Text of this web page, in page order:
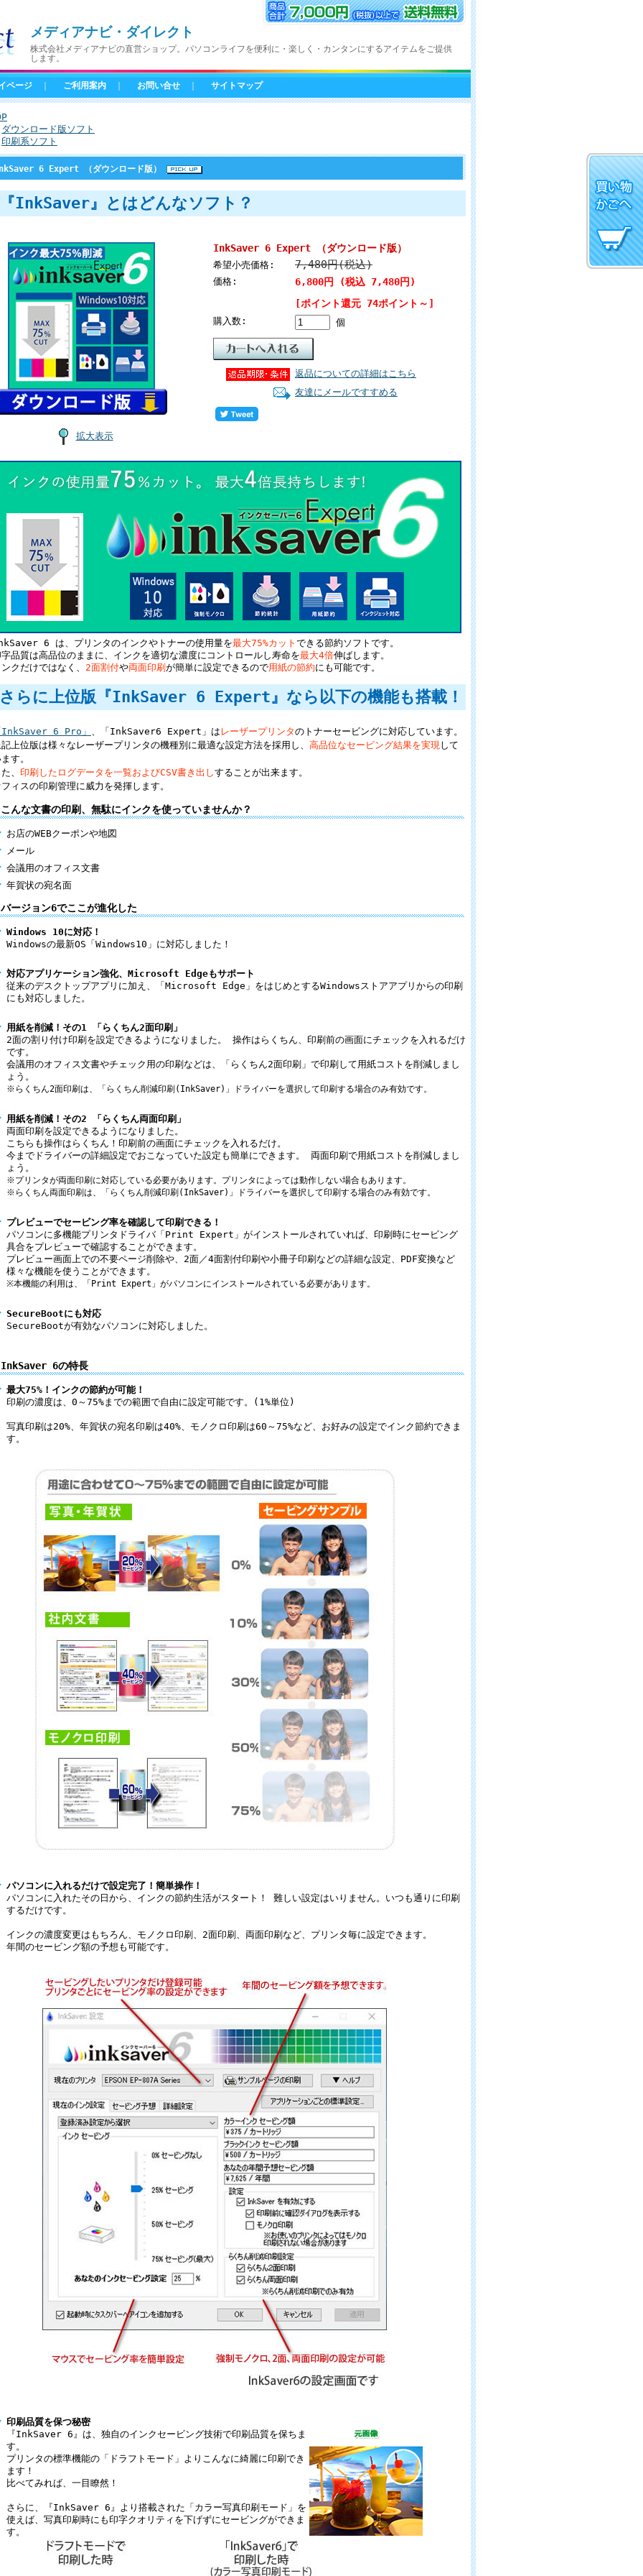
メディアナビ・ダイレクト
株式会社メディアナビの直営ショップ。パソコンライフを便利に・楽しく・カンタンにするアイテムをご提供
します。
ページ ご利用案内 お問い合せ サイトマップ
ダウンロード版ソフト
印刷系ソフト
6 Expert （ダウンロード版）
『InkSaver』とはどんなソフト？
拡大表示
InkSaver 6 Expert （ダウンロード版）
希望小売価格: 7,480円(税込)
価格:
6,800円 (税込 7,480円)
[ポイント還元 74ポイント～]
購入数: 個
返品についての詳細はこちら
友達にメールですすめる
6 は、プリンタのインクやトナーの使用量を最大75%カット できる節約ソフトです。
品質は高品位のままに、インクを適切な濃度にコントロールし寿命を最大4倍伸ばします。
クだけではなく、 2面割付や両面印刷 が簡単に設定できるので用紙の節約にも可能です。
さらに上位版『InkSaver 6 Expert』なら以下の機能も搭載！
InkSaver 6 Pro」 、「InkSaver6 Expert」は レーザープリンタのトナーセービングに対応しています。
上位版は様々なレーザープリンタの機種別に最適な設定方法を採用し、 高品位なセービング結果を実現して
す。
、 印刷したログデータを一覧およびCSV書き出しすることが出来ます。
ィスの印刷管理に威力を発揮します。
こんな文書の印刷、無駄にインクを使っていませんか？
お店のWEBクーポンや地図
メール
会議用のオフィス文書
年賀状の宛名面
バージョン6でここが進化した
Windows 10に対応！
Windowsの最新OS「Windows10」に対応しました！
対応アプリケーション強化、Microsoft Edgeもサポート
従来のデスクトップアプリに加え、「Microsoft Edge」をはじめとするWindowsストアアプリからの印刷
にも対応しました。
用紙を削減！その1 「らくちん2面印刷」
2面の割り付け印刷を設定できるようになりました。 操作はらくちん、印刷前の画面にチェックを入れるだけ
です。
会議用のオフィス文書やチェック用の印刷などは、「らくちん2面印刷」で印刷して用紙コストを削減しまし
ょう。
※らくちん2面印刷は、「らくちん削減印刷(InkSaver)」ドライバーを選択して印刷する場合のみ有効です。
用紙を削減！その2 「らくちん両面印刷」
両面印刷を設定できるようになりました。
こちらも操作はらくちん！印刷前の画面にチェックを入れるだけ。
今までドライバーの詳細設定でおこなっていた設定も簡単にできます。 両面印刷で用紙コストを削減しまし
ょう。
※プリンタが両面印刷に対応している必要があります。プリンタによっては動作しない場合もあります。
※らくちん両面印刷は、「らくちん削減印刷(InkSaver)」ドライバーを選択して印刷する場合のみ有効です。
プレビューでセービング率を確認して印刷できる！
パソコンに多機能プリンタドライバ「Print Expert」がインストールされていれば、印刷時にセービング
具合をプレビューで確認することができます。
プレビュー画面上での不要ページ削除や、2面／4面割付印刷や小冊子印刷などの詳細な設定、PDF変換など
様々な機能を使うことができます。
※本機能の利用は、「Print Expert」がパソコンにインストールされている必要があります。
SecureBootにも対応
SecureBootが有効なパソコンに対応しました。
InkSaver 6の特長
最大75%！インクの節約が可能！
印刷の濃度は、0～75%までの範囲で自由に設定可能です。(1%単位)
写真印刷は20%、年賀状の宛名印刷は40%、モノクロ印刷は60～75%など、お好みの設定でインク節約できま
す。
パソコンに入れるだけで設定完了！簡単操作！
パソコンに入れたその日から、インクの節約生活がスタート！ 難しい設定はいりません。いつも通りに印刷
するだけです。
インクの濃度変更はもちろん、モノクロ印刷、2面印刷、両面印刷など、プリンタ毎に設定できます。
年間のセービング額の予想も可能です。
印刷品質を保つ秘密
『InkSaver 6』は、独自のインクセービング技術で印刷品質を保ちま
す。
プリンタの標準機能の「ドラフトモード」よりこんなに綺麗に印刷でき
ます！
比べてみれば、一目瞭然！
さらに、『InkSaver 6』より搭載された「カラー写真印刷モード」を
使えば、写真印刷時にも印字クオリティを下げずにセービングができま
す。